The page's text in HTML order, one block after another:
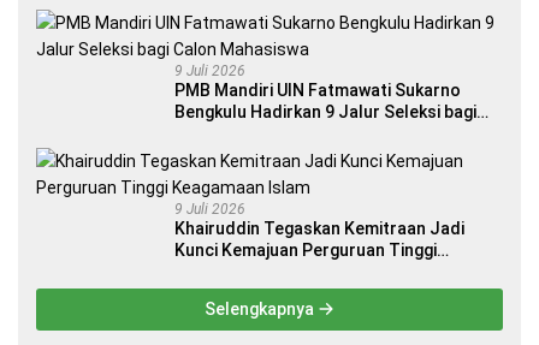
9 Juli 2026
PMB Mandiri UIN Fatmawati Sukarno
Bengkulu Hadirkan 9 Jalur Seleksi bagi
9 Juli 2026
Khairuddin Tegaskan Kemitraan Jadi
Kunci Kemajuan Perguruan Tinggi
Selengkapnya